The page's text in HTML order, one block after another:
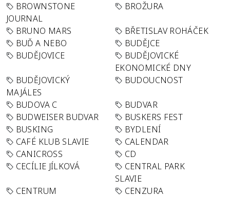
BROWNSTONE
JOURNAL
BROŽURA
BRUNO MARS
BŘETISLAV ROHÁČEK
BUĎ A NEBO
BUDĚJCE
BUDĚJOVICE
BUDĚJOVICKÉ
EKONOMICKÉ DNY
BUDĚJOVICKÝ
MAJÁLES
BUDOUCNOST
BUDOVA C
BUDVAR
BUDWEISER BUDVAR
BUSKERS FEST
BUSKING
BYDLENÍ
CAFÉ KLUB SLAVIE
CALENDAR
CANICROSS
CD
CECÍLIE JÍLKOVÁ
CENTRAL PARK
SLAVIE
CENTRUM
CENZURA